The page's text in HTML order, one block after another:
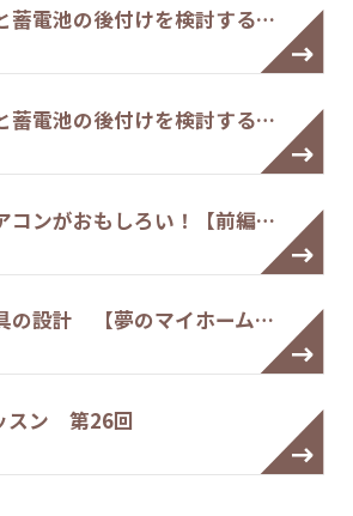
蓄電池の後付けを検討する…
蓄電池の後付けを検討する…
ンがおもしろい！【前編…
の設計 【夢のマイホーム…
スン 第26回